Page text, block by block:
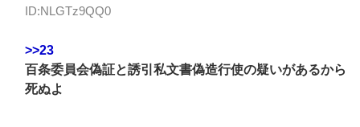
ID:NLGTz9QQ0
>>23
百条委員会偽証と誘引私文書偽造行使の疑いがあるから
死ぬよ